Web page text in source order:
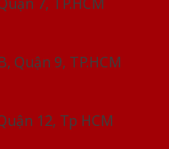
Quận 9, TP.HCM
12, Tp HCM